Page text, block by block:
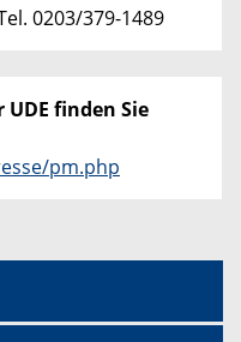
0203/379-1489
finden Sie
pm.php